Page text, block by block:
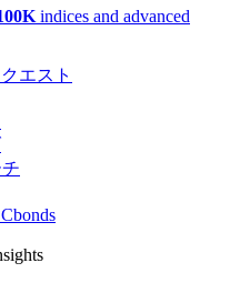
indices and advanced
エスト